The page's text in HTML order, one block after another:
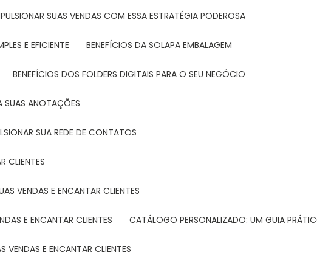
SUAS VENDAS COM ESSA ESTRATÉGIA PODEROSA
E EFICIENTE BENEFÍCIOS DA SOLAPA EMBALAGEM
BENEFÍCIOS DOS FOLDERS DIGITAIS PARA O SEU NEGÓCIO
SUAS ANOTAÇÕES
SUA REDE DE CONTATOS
CLIENTES
VENDAS E ENCANTAR CLIENTES
E ENCANTAR CLIENTES CATÁLOGO PERSONALIZADO: UM GUIA
VENDAS E ENCANTAR CLIENTES